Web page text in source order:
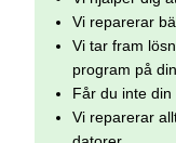
Vi reparerar
Vi tar fram
program på
Får du inte
Vi reparerar